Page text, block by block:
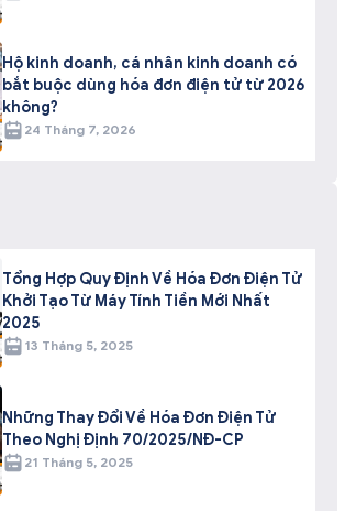
Hộ kinh doanh, cá nhân kinh doanh có
bắt buộc dùng hóa đơn điện tử từ 2026
không?
24 Tháng 7, 2026
Tổng Hợp Quy Định Về Hóa Đơn Điện Tử
Khởi Tạo Từ Máy Tính Tiền Mới Nhất
2025
13 Tháng 5, 2025
Những Thay Đổi Về Hóa Đơn Điện Tử
Theo Nghị Định 70/2025/NĐ-CP
21 Tháng 5, 2025